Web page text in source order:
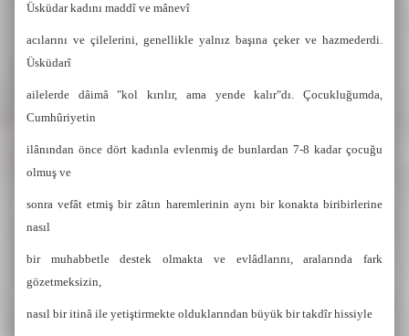
Üsküdar kadını maddî ve mânevî
acılarını ve çilelerini, genellikle yalnız başına çeker ve hazmederdi.
Üsküdarî
ailelerde dâimâ "kol kırılır, ama yende kalır"dı. Çocukluğumda,
Cumhûriyetin
ilânından önce dört kadınla evlenmiş de bunlardan 7-8 kadar çocuğu
olmuş ve
sonra vefât etmiş bir zâtın haremlerinin aynı bir konakta biribirlerine
nasıl
bir muhabbetle destek olmakta ve evlâdlarını, aralarında fark
gözetmeksizin,
nasıl bir itinâ ile yetiştirmekte olduklarından büyük bir takdîr hissiyle